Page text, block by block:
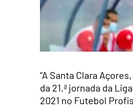
“A Santa Clara
da 21.ª jornada da
2021 no Futebol